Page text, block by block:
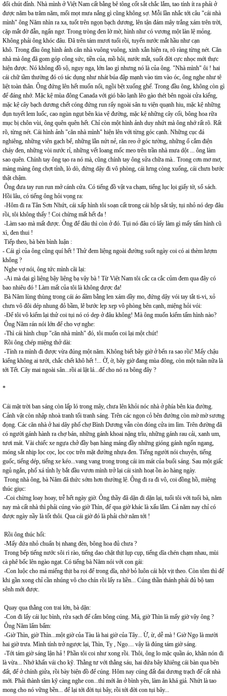
đổi chút đỉnh. Nhà mình ở Việt Nam cất bằng bê tông cốt sắt chắc lắm, tao tính ít ra phải ở
được năm ba trăm năm, mối mọt mưa nắng gì cũng không sợ. Mỗi lần nhắc tới câu "cái nhà
mình" ông Năm nhìn ra xa, tuốt trên ngọn bạch dương, lên tận đám mây trắng xám trên trời,
cặp mắt đờ đẫn, ngẩn ngơ. Trong tròng đen lờ mờ, hình như có vương một làn lệ mỏng.
Không phải ông khóc đâu. Đã trên tám mươi tuổi rồi, tuyến nước mắt hầu như cạn
khô. Trong đầu ông hình ảnh căn nhà vuông vuông, xinh xắn hiện ra, rõ ràng từng nét. Căn
nhà mà ông đã gom góp công sức, tiền của, mồ hôi, nước mắt, suốt đời cực nhọc mới thực
hiện được. Nó không đồ sộ, nguy nga, lớn lao gì nhưng nó là của ông. "Nhà mình" ôi ! hai
cái chữ tầm thường đó có tác dụng như nhát búa đập mạnh vào tim vào óc, ông nghe như tê
liệt toàn thân. Ông đứng lên hết muốn nổi, ngồi bệt xuống ghế. Trong đầu ông, không còn gì
để đáng nhớ. Mặc kệ mùa đông Canada với gió bão lạnh lẽo gào thét bên ngoài cửa kiếng,
mặc kệ cây bạch dương chết cóng đứng run rẩy ngoài sân tu viện quạnh hiu, mặc kệ những
đụn tuyết lem luốc, cao ngùn ngụt bên kia vệ đường, mặc kệ những cây cối, bông hoa rữa
mục bị chôn vùi, ông quên quên hết. Chỉ còn một hình ảnh duy nhứt mà ông nhớ rất rõ. Rất
rõ, từng nét. Cái hình ảnh "căn nhà mình" hiện lên với từng góc cạnh. Những cục đá
nghiêng, những viên gạch bể, những lằn nứt nẻ, răn reo ở góc tường, những ổ cắm điện
cháy đen, những vòi nước rỉ, những vết loang mốc meo trên trần nhà mưa dột ... ông làm
sao quên. Chính tay ông tạo ra nó mà, cũng chính tay ông sửa chữa mà.. Trong cơn mơ mơ,
màng màng ông chợt tỉnh, lò dò, đứng dậy đi vô phòng, cái lưng còng xuống, cái chưn bước
thật chậm.
Ông đưa tay run run mở cánh cửa. Có tiếng đồ vật va chạm, tiếng lục lọi giấy tờ, sổ sách.
Hồi lâu, có tiếng ông hỏi vọng ra:
-Hôm đi ra Tân Sơn Nhứt, cái xấp hình tôi soạn cất trong cái hộp sắt tây, tụi nhỏ nó dẹp đâu
rồi, tôi không thấy ! Coi chừng mất hết đa !
-Làm sao mà mất được. Ông để đâu thì còn ở đó. Tụi nó đâu có lấy làm gì mấy tấm hình cũ
xì, đen thui !
Tiếp theo, bà bèn bình luận :
- Cái gì của ông cũng quí hết ! Thử đem liệng ngoài đường suốt ngày coi có ai thèm lượm
không ?
Nghe vợ nói, ông tức mình cãi lại:
-Ai mà dại gì liệng bậy liệng bạ vậy bà ! Từ Việt Nam tôi cắc ca cắc củm đem qua đây có
bao nhiêu đó ! Làm mất của tôi là không được đa!
Bà Năm lùng thùng trong cái áo ấâm bằng len xám dầy mo, đứng dậy vói tay tắt ti-vi, xỏ
chưn vô đôi dép nhung đỏ bầm, lê bước lẹp xẹp vô phòng bên cạnh, miệng hỏi vói:
-Để tôi vô kiếm lại thử coi tụi nó có dẹp ở đâu không! Mà ông muốn kiếm tấm hình nào?
Ông Năm rán nói lớn để cho vợ nghe:
-Thì cái hình chụp "căn nhà mình" đó, tôi muốn coi lại một chút!
Rồi ông chép miệng thở dài:
-Tính ra mình đi được vừa đúng một năm. Không biết bây giờ ở bển ra sao rồi! Mấy chậu
kiểng không ai tưới, chắc chết khô hết !... Ờ, ờ, bây giờ đang mùa đông, còn một tuần nữa là
tới Tết. Cây mai ngoài sân...rồi ai lặt lá...để cho nó ra bông đây ?
*
Cái mặt trời ban sáng còn lấp ló trong mây, chưa lên khỏi nóc nhà ở phía bên kia đường.
Cảnh vật còn nhập nhoà tranh tối tranh sáng. Trên các ngọn cỏ bên đường còn mờ mờ sương
đọng. Các căn nhà ở hai dãy phố chợ Bình Dương vẫn còn đóng cửa im lìm. Trên đường đã
có người gánh hành ra chợ bán, những gánh khoai nặng trĩu, những gánh rau cải, xanh um,
tươi mát. Vài chiếc xe ngựa chở đầy bạn hàng máng đầy những gióng gánh ngổn ngang,
móng sắt nhịp lọc cọc, lọc cọc trên mặt đường nhựa đen. Tiếng người nói chuyện, tiếng
guốc, tiếng dép, tiếng xe kéo...vang vang trong trong cái im mát của buổi sáng. Sau một giấc
ngủ ngắn, phố xá tỉnh lỵ bắt đầu vươn mình trở lại cái sinh hoạt ồn ào hàng ngày.
Trong nhà ông, bà Năm đã thức sớm hơn thường lệ. Ông đi ra đi vô, coi đồng hồ, miệng
thúc giục:
-Coi chừng loay hoay, trễ hết ngày giờ. Ông thầy đã dặn đi dặn lại, tuổi tôi với tuổi bà, năm
nay mà cất nhà thì phải cúng vào giờ Thìn, để qua giờ khác là xấu lắm. Cả năm nay chỉ có
được ngày nầy là tốt thôi. Qua cái giờ đó là phải chờ năm tới !
Rồi ông thúc hối:
-Mấy đứa nhỏ chuẩn bị nhang đèn, bông hoa đủ chưa ?
Trong bếp tiếng nước sôi rì rào, tiếng dao chặt thịt lụp cụp, tiếng dĩa chén chạm nhau, mùi
cà phê bốc lên ngào ngạt. Có tiếng bà Năm nói với con gái:
-Con luộc cho má miếng thịt ba rọi để trong dĩa, nhớ bỏ luôn cái hột vịt theo. Còn tôm thì để
khi gần xong chỉ cần nhúng vô cho chín rồi lấy ra liền... Cúng thần thánh phải đủ bộ tam
sênh mới được.
Quay qua thằng con trai lớn, bà dặn:
-Con đi lấy cái lục bình, rửa sạch để cắm bông cúng. Mà, giờ Thìn là mấy giờ vậy ông ?
Ông Năm lẩm bẩm:
-Giờ Thìn, giờ Thìn...một giờ của Tàu là hai giờ của Tây... Ừ, ừ, dễ mà ! Giờ Ngọ là mười
hai giờ trưa. Mình tính trở ngược lại, Thìn, Tỵ , Ngọ.... vậy là đúng tám giờ sáng.
-Tới tám giờ sáng lận hả ! Phần tôi coi như xong rồi. Thôi, ông lo mặc quần áo, khăn nón đi
là vừa... Nhớ khấn vái cho kỹ. Thằng tư với thằng sáu, hai đứa bây khiêng cái bàn qua bên
đất, để ở chính giửa, rồi bày biện đồ để cúng. Hôm nay cúng đất đai dương trạch để cất nhà
mới. Phải thành tâm kỹ càng nghe con...thì mới ăn ở bình yên, làm ăn khá giả. Nhứt là tao
mong cho nó vững bền... để lại tới đời tụi bây, rồi tới đời con tụi bây...